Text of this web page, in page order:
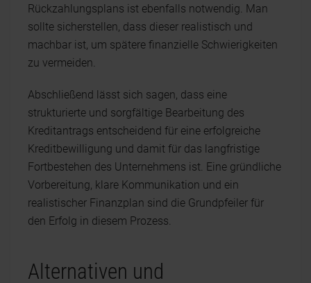
Rückzahlungsplans ist ebenfalls notwendig. Man
sollte sicherstellen, dass dieser realistisch und
machbar ist, um spätere finanzielle Schwierigkeiten
zu vermeiden.
Abschließend lässt sich sagen, dass eine
strukturierte und sorgfältige Bearbeitung des
Kreditantrags entscheidend für eine erfolgreiche
Kreditbewilligung und damit für das langfristige
Fortbestehen des Unternehmens ist. Eine gründliche
Vorbereitung, klare Kommunikation und ein
realistischer Finanzplan sind die Grundpfeiler für
den Erfolg in diesem Prozess.
Alternativen und